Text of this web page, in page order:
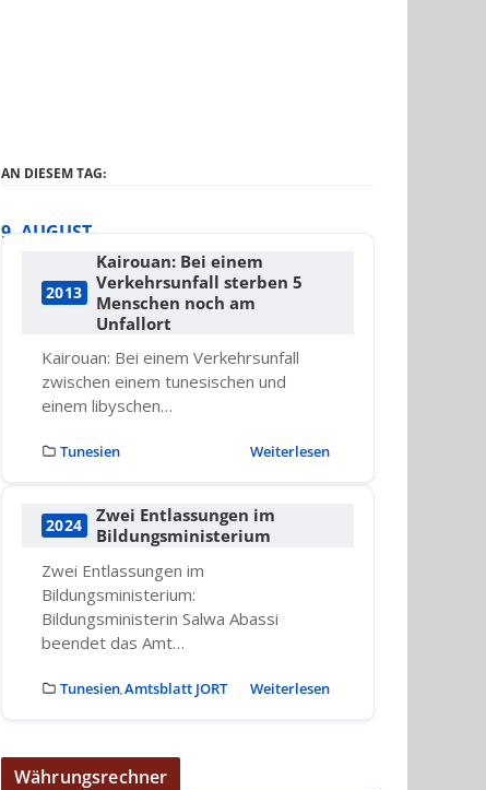
AN DIESEM TAG:
9. AUGUST
2013
Kairouan: Bei einem
Verkehrsunfall sterben 5
Menschen noch am
Unfallort
Kairouan: Bei einem Verkehrsunfall
zwischen einem tunesischen und
einem libyschen…
Tunesien Weiterlesen
2024
Zwei Entlassungen im
Bildungsministerium
Zwei Entlassungen im
Bildungsministerium:
Bildungsministerin Salwa Abassi
beendet das Amt…
Tunesien Amtsblatt JORT Weiterlesen
Währungsrechner